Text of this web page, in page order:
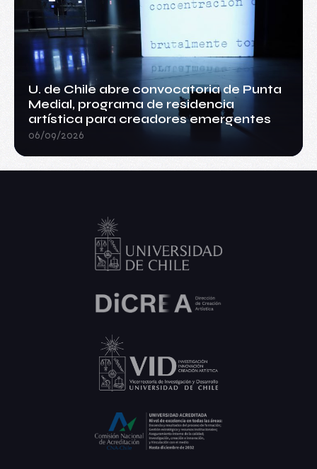
U. de Chile abre convocatoria de Punta
Medial, programa de residencia
artística para creadores emergentes
06/09/2026